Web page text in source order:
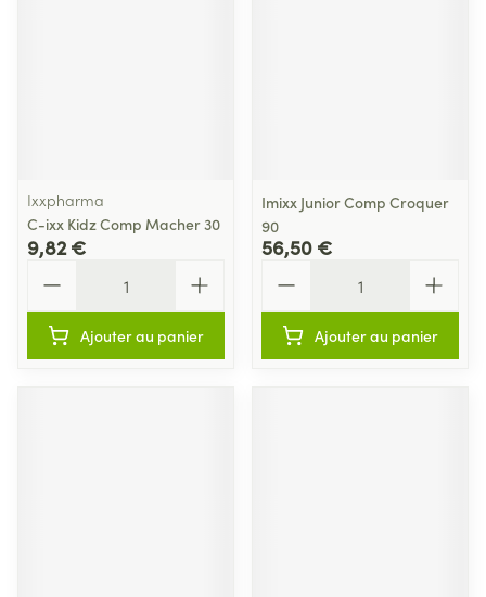
Ixxpharma
C-ixx Kidz Comp Macher 30
9,82 €
Ajouter au panier
Imixx Junior Comp Croquer
90
56,50 €
Ajouter au panier